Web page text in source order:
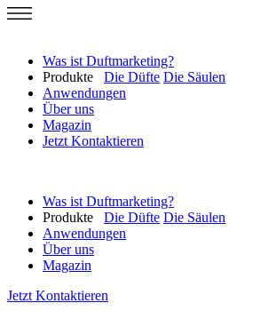
Was ist Duftmarketing?
Produkte
Die Düfte Die Säulen
Anwendungen
Über uns
Magazin
Jetzt Kontaktieren
Was ist Duftmarketing?
Produkte
Die Düfte Die Säulen
Anwendungen
Über uns
Magazin
Jetzt Kontaktieren